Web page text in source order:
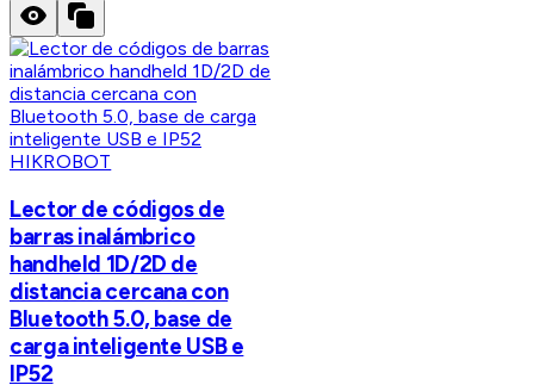
HIKROBOT
Lector de códigos de
barras inalámbrico
handheld 1D/2D de
distancia cercana con
Bluetooth 5.0, base de
carga inteligente USB e
IP52